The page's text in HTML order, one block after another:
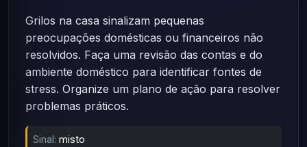
Grilos na casa sinalizam pequenas
preocupações domésticas ou financeiros não
resolvidos. Faça uma revisão das contas e do
ambiente doméstico para identificar fontes de
stress. Organize um plano de ação para resolver
problemas práticos.
Sinal: misto